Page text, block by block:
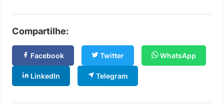
Compartilhe:
Facebook Twitter WhatsApp
LinkedIn Telegram